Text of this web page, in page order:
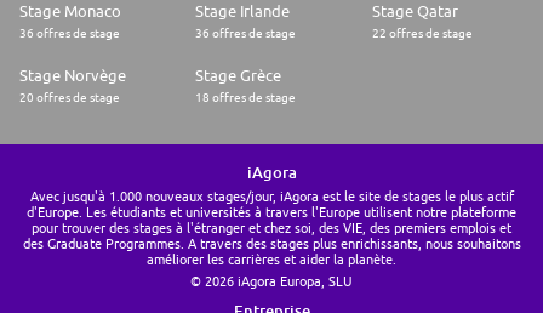
Stage Monaco
36 offres de stage
Stage Irlande
36 offres de stage
Stage Qatar
22 offres de stage
Stage Norvège
20 offres de stage
Stage Grèce
18 offres de stage
iAgora
Avec jusqu'à 1.000 nouveaux stages/jour, iAgora est le site de stages le plus actif
d'Europe. Les étudiants et universités à travers l'Europe utilisent notre plateforme
pour trouver des stages à l'étranger et chez soi, des VIE, des premiers emplois et
des Graduate Programmes. A travers des stages plus enrichissants, nous souhaitons
améliorer les carrières et aider la planète.
© 2026 iAgora Europa, SLU